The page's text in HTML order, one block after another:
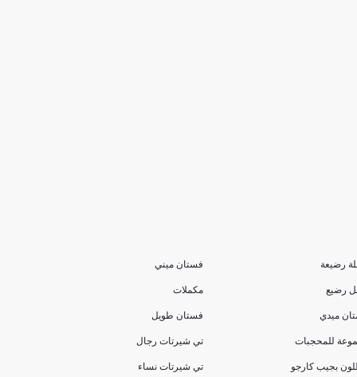
رضيعة
رضيع
ميدي
للمحجبات
بجيب كارجو
فستان ميني
مكملات
فستان طويل
تي شيرتات رجال
تي شيرتات نساء